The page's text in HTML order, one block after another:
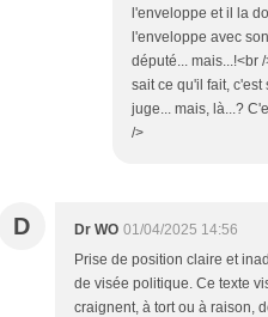
l'enveloppe et il la
l'enveloppe avec
député... mais...!<br
sait ce qu'il fait,
juge... mais, là...?
/>
D Dr WO 01/04/2025 14:56
Prise de position claire et
de visée politique. Ce texte
craignent, à tort ou à raison,